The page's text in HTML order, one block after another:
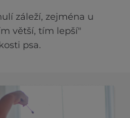
záleží, zejména u
větší, tím lepší"
psa.